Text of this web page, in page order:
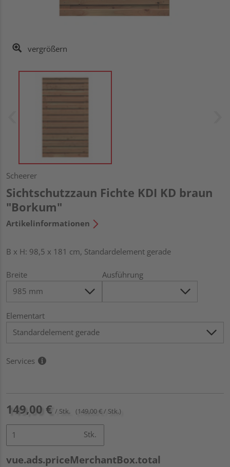
vergrößern
Scheerer
Sichtschutzzaun Fichte KDI KD braun
"Borkum"
Artikelinformationen
B x H: 98,5 x 181 cm, Standardelement gerade
Breite Ausführung
Elementart
Services
149,00 € / Stk. (149,00 € / Stk.)
Stk.
vue.ads.priceMerchantBox.total